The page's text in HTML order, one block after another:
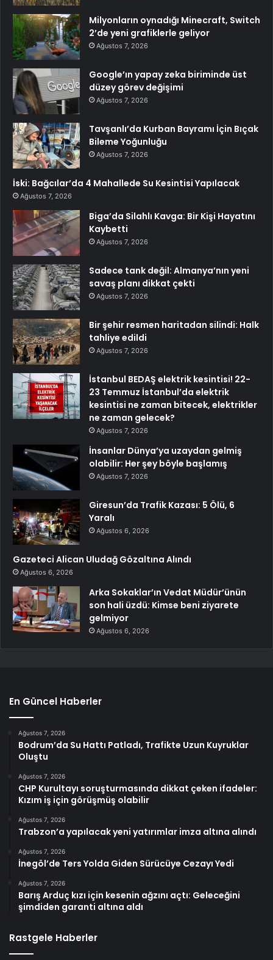
Milyonların oynadığı Minecraft, Switch
2’de yeni grafiklerle geliyor
Ağustos 7, 2026
Google’ın yapay zeka biriminde üst
düzey görev değişimi
Ağustos 7, 2026
Tavşanlı’da Kurban Bayramı İçin Bıçak
Bileme Yoğunluğu
Ağustos 7, 2026
İski: Bağcılar’da 4 Mahallede Su Kesintisi Yapılacak
Ağustos 7, 2026
Biga’da Silahlı Kavga: Bir Kişi Hayatını
Kaybetti
Ağustos 7, 2026
Sadece tank değil: Almanya’nın yeni
savaş planı dikkat çekti
Ağustos 7, 2026
Bir şehir resmen haritadan silindi: Halk
tahliye edildi
Ağustos 7, 2026
İstanbul BEDAŞ elektrik kesintisi! 22-
23 Temmuz İstanbul’da elektrik
kesintisi ne zaman bitecek, elektrikler
ne zaman gelecek?
Ağustos 7, 2026
İnsanlar Dünya’ya uzaydan gelmiş
olabilir: Her şey böyle başlamış
Ağustos 7, 2026
Giresun’da Trafik Kazası: 5 Ölü, 6
Yaralı
Ağustos 6, 2026
Gazeteci Alican Uludağ Gözaltına Alındı
Ağustos 6, 2026
Arka Sokaklar’ın Vedat Müdür’ünün
son hali üzdü: Kimse beni ziyarete
gelmiyor
Ağustos 6, 2026
En Güncel Haberler
Ağustos 7, 2026
Bodrum’da Su Hattı Patladı, Trafikte Uzun Kuyruklar
Oluştu
Ağustos 7, 2026
CHP Kurultayı soruşturmasında dikkat çeken ifadeler:
Kızım iş için görüşmüş olabilir
Ağustos 7, 2026
Trabzon’a yapılacak yeni yatırımlar imza altına alındı
Ağustos 7, 2026
İnegöl’de Ters Yolda Giden Sürücüye Cezayı Yedi
Ağustos 7, 2026
Barış Arduç kızı için kesenin ağzını açtı: Geleceğini
şimdiden garanti altına aldı
Rastgele Haberler